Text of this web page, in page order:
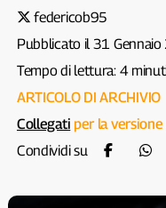
federicob95
Pubblicato il 31
Tempo di lettura: 4
ARTICOLO DI ARCHIVIO
Collegati per la
Condividi su